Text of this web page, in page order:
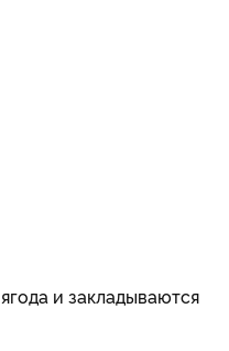
и закладываются